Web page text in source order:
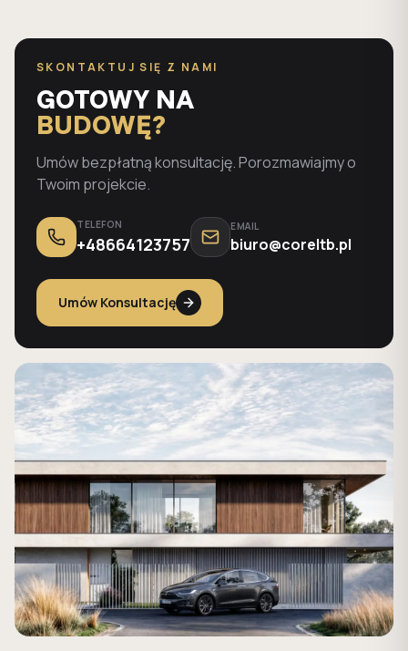
SKONTAKTUJ SIĘ Z NAMI
GOTOWY NA
BUDOWĘ?
Umów bezpłatną konsultację. Porozmawiajmy o
Twoim projekcie.
TELEFON
+48664123757
EMAIL
biuro@coreltb.pl
Umów Konsultację